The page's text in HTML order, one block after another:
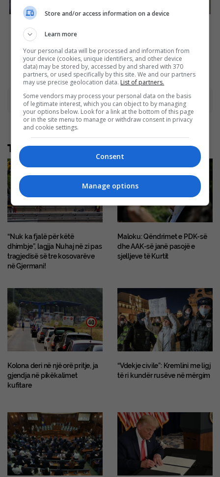
The Bodyguard's Hidden
Bloopers Revealed
Brainberries
Advertisement
Të tjera nga rubrika
“Nuk ka fjalë për këtë
dhimbje”, lagjja Nuhaj në zi pas
tragjedisë së tre kosovarëve
në Gjermani!
Maloku: Qëndrimet e PDK-së
dhe AAK-së janë pasojë e
sjelljeve të Kurtit
Kolona deri në një orë pritje, ja
gjendja në pikëkalimet
kufitare
“Vdekje civile”: Kremlini me ligj
të ri kundër rusëve në mërgim
Store and/or access information on a device
Learn more
Your personal data will be processed and information from
your device (cookies, unique identifiers, and other device
data) may be stored by, accessed by and shared with 370
partners, or used specifically by this site. We and our partners
may use precise geolocation data. List of partners.
Some vendors may process your personal data on the basis
of legitimate interest, which you can object to by managing
your options below. Look for a link at the bottom of this page
or in the site menu to manage or withdraw consent in privacy
and cookie settings.
Consent
Manage options